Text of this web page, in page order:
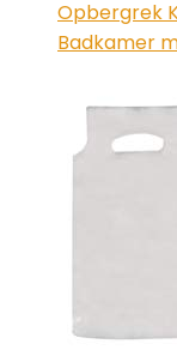
Opbergrek
Badkamer